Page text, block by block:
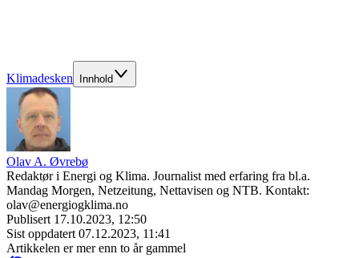
Klimadesken Innhold
Olav A. Øvrebø
Redaktør i Energi og Klima. Journalist med erfaring fra bl.a.
Mandag Morgen, Netzeitung, Nettavisen og NTB. Kontakt:
olav@energiogklima.no
Publisert 17.10.2023, 12:50
Sist oppdatert 07.12.2023, 11:41
Artikkelen er mer enn to år gammel